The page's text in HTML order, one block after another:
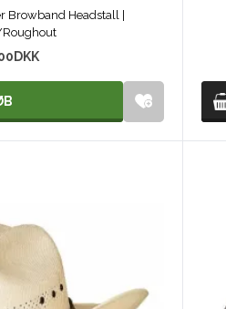
Browband Headstall |
DKK